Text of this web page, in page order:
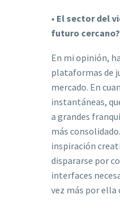
• El sector del
futuro cercano?
En mi opinión,
plataformas de
mercado. En
instantáneas,
a grandes
más
inspiración
dispararse por
interfaces
vez más por ella